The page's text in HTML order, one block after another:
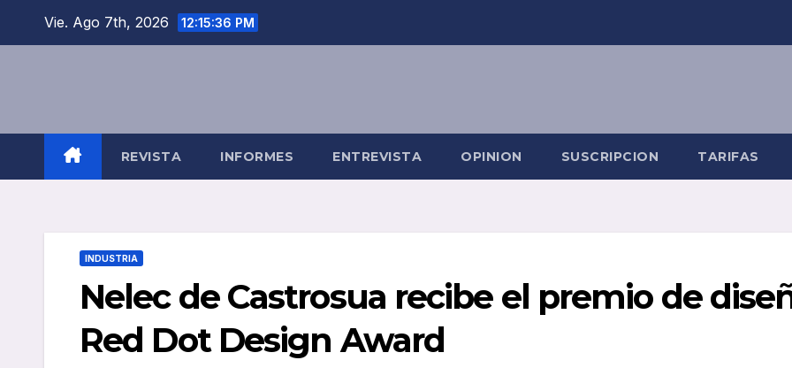
Vie. Ago 7th, 2026 12:15:36 PM
REVISTA INFORMES ENTREVISTA OPINION SUSCRIPCION TARIFAS
INDUSTRIA
Nelec de Castrosua recibe el premio de
Red Dot Design Award